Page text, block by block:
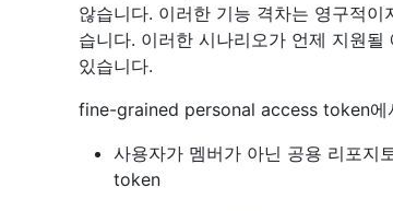
않습니다. 이러한 기능 격차는 영구적
습니다. 이러한 시나리오가 언제 지원
있습니다.
fine-grained personal access token에
사용자가 멤버가 아닌 공용 리포
token